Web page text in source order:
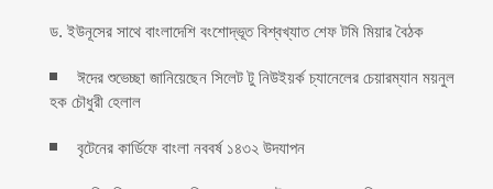
ড. ইউনূসের সাথে বাংলাদেশি বংশোদ্ভূত বিশ্বখ্যাত শেফ টমি মিয়ার বৈঠক
ঈদের শুভেচ্ছা জানিয়েছেন সিলেট টু নিউইয়র্ক চ্যানেলের চেয়ারম্যান ময়নুল
হক চৌধুরী হেলাল
বৃটেনের কার্ডিফে বাংলা নববর্ষ ১৪৩২ উদযাপন